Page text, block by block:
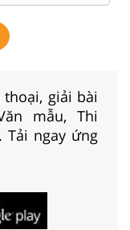
giải bài
mẫu, Thi
Tải ngay ứng